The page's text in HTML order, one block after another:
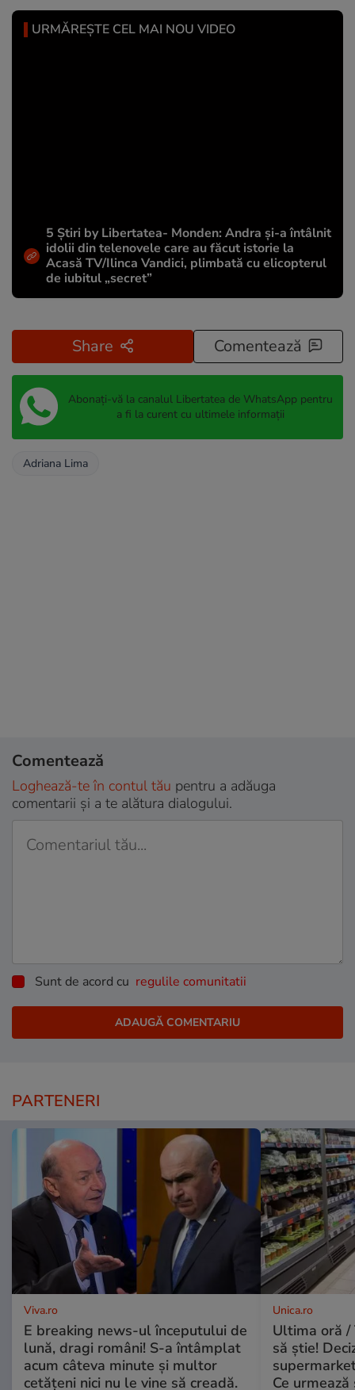
URMĂREȘTE CEL MAI NOU VIDEO
5 Știri by Libertatea- Monden: Andra și-a întâlnit
idolii din telenovele care au făcut istorie la
Acasă TV/Ilinca Vandici, plimbată cu elicopterul
de iubitul „secret”
Share Comentează
Abonați-vă la canalul Libertatea de WhatsApp pentru
a fi la curent cu ultimele informații
Adriana Lima
Comentează
Loghează-te în contul tău pentru a adăuga
comentarii și a te alătura dialogului.
Sunt de acord cu regulile comunitatii
PARTENERI
Viva.ro
E breaking news-ul începutului de
lună, dragi români! S-a întâmplat
acum câteva minute și multor
cetățeni nici nu le vine să creadă.
Unica.ro
Ultima oră /
să știe!
Ce